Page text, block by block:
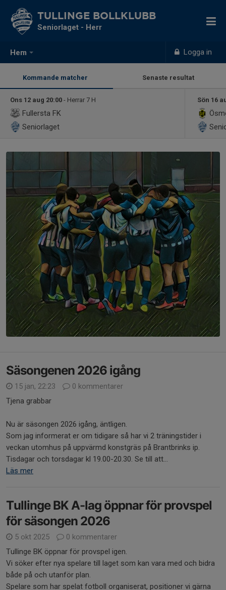
Hem Logga in
TULLINGE BOLLKLUBB
Seniorlaget - Herr
Kommande matcher Senaste resultat
Ons 12 aug 20:00 - Herrar 7 H
Fullersta FK
Seniorlaget
Sön 16
Säsongenen 2026 igång
15 jan, 22:23
0 kommentarer
Tjena grabbar
Nu är säsongen 2026 igång, äntligen.
Som jag informerat er om tidigare så har vi 2 träningstider i
veckan utomhus på uppvärmd konstgräs på Brantbrinks ip.
Tisdagar och torsdagar kl 19.00-20.30. Se till att...
Läs mer
Tullinge BK A-lag öppnar för provspel
för säsongen 2026
5 okt 2025
0 kommentarer
Tullinge BK öppnar för provspel igen.
Vi söker efter nya spelare till laget som kan vara med och bidra
både på och utanför plan.
Spelare som har spelat fotboll organiserat, positioner vi gärna